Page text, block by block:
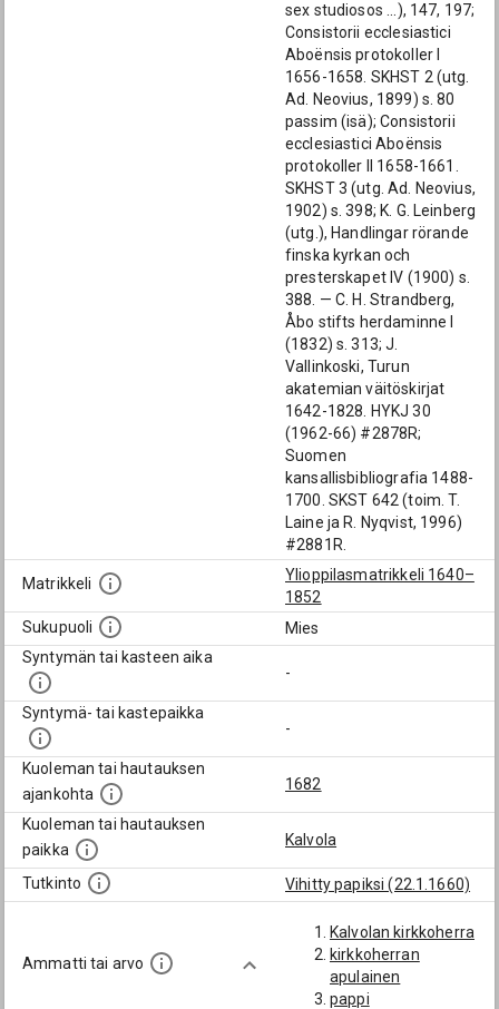
sex studiosos ...), 147, 197;
Consistorii ecclesiastici
Aboënsis protokoller I
1656-1658. SKHST 2 (utg.
Ad. Neovius, 1899) s. 80
passim (isä); Consistorii
ecclesiastici Aboënsis
protokoller II 1658-1661.
SKHST 3 (utg. Ad. Neovius,
1902) s. 398; K. G. Leinberg
(utg.), Handlingar rörande
finska kyrkan och
presterskapet IV (1900) s.
388. — C. H. Strandberg,
Åbo stifts herdaminne I
(1832) s. 313; J.
Vallinkoski, Turun
akatemian väitöskirjat
1642-1828. HYKJ 30
(1962-66) #2878R;
Suomen
kansallisbibliografia 1488-
1700. SKST 642 (toim. T.
Laine ja R. Nyqvist, 1996)
#2881R.
Matrikkeli
Ylioppilasmatrikkeli 1640–
1852
Sukupuoli
Mies
Syntymän tai kasteen aika
-
Syntymä- tai kastepaikka
-
Kuoleman tai hautauksen
ajankohta
1682
Kuoleman tai hautauksen
paikka
Kalvola
Tutkinto Vihitty papiksi (22.1.1660)
Ammatti tai arvo
Kalvolan kirkkoherra
kirkkoherran
apulainen
pappi